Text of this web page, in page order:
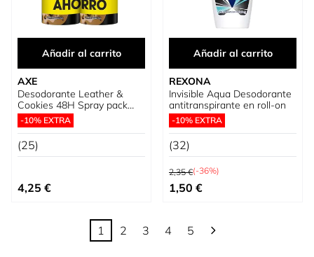
Añadir al carrito
AXE
Desodorante Leather &
Cookies 48H Spray pack
ahorro
-10% EXTRA
(25)
4,25 €
Añadir al carrito
REXONA
Invisible Aqua Desodorante
antitranspirante en roll-on
-10% EXTRA
(32)
Precio habitual
2,35 €(-36%)
Precio especial
1,50 €
Actualmente estás leyendo página
1
Página
2
Página
3
Página
4
Página
5